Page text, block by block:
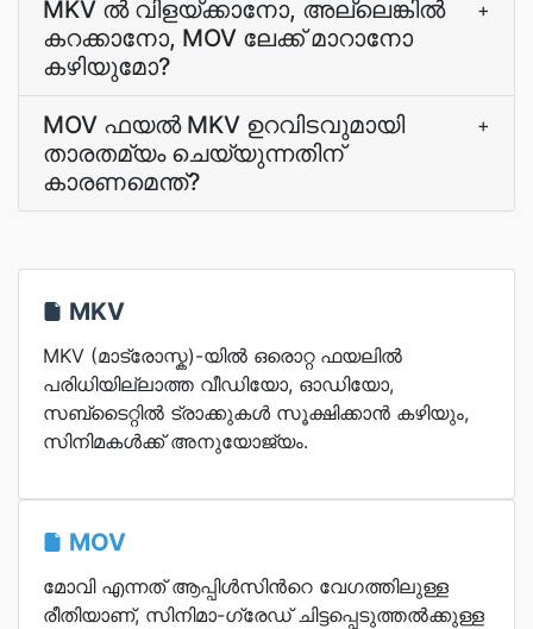
MKV ല്‍ വിളയ്ക്കാനോ, അല്ലെങ്കില്‍
കറക്കാനോ, MOV ലേക്ക് മാറാനോ
കഴിയുമോ?
+
MOV ഫയല്‍ MKV ഉറവിടവുമായി
താരതമ്യം ചെയ്യുന്നതിന്
കാരണമെന്ത്?
+
MKV
MKV (മാട്രോസ്ക)-യിൽ ഒരൊറ്റ ഫയലിൽ
പരിധിയില്ലാത്ത വീഡിയോ, ഓഡിയോ,
സബ്ടൈറ്റിൽ ട്രാക്കുകൾ സൂക്ഷിക്കാൻ കഴിയും,
സിനിമകൾക്ക് അനുയോജ്യം.
MOV
മോവി എന്നത് ആപ്പിള്‍സിന്‍റെ വേഗത്തിലുള്ള
രീതിയാണ്, സിനിമാ-ഗ്രേഡ് ചിട്ടപ്പെടുത്തല്‍ക്കുള്ള